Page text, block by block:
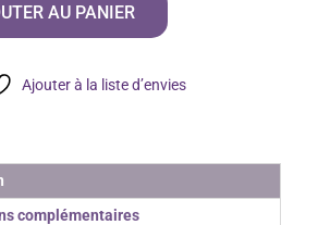
AU PANIER
Ajouter à la liste d’envies
complémentaires